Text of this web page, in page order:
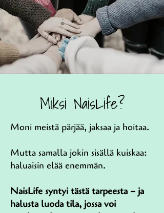
Miksi NaisLife?
Moni meistä pärjää, jaksaa ja hoitaa.
Mutta samalla jokin sisällä kuiskaa:
haluaisin elää enemmän.
NaisLife syntyi tästä tarpeesta – ja
halusta luoda tila, jossa voi